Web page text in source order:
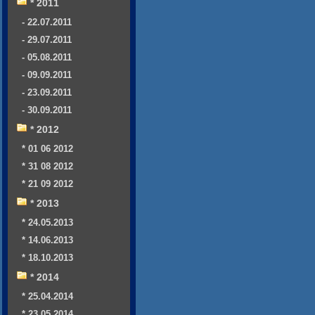
* 2011
- 22.07.2011
- 29.07.2011
- 05.08.2011
- 09.09.2011
- 23.09.2011
- 30.09.2011
* 2012
* 01 06 2012
* 31 08 2012
* 21 09 2012
* 2013
* 24.05.2013
* 14.06.2013
* 18.10.2013
* 2014
* 25.04.2014